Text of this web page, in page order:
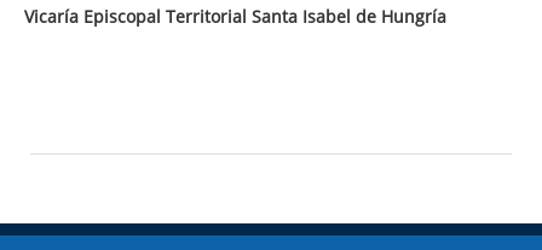
Vicaría Episcopal Territorial Santa Isabel de Hungría